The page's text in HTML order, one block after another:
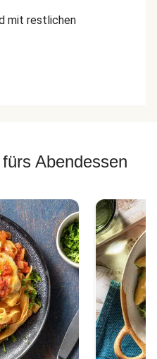
mit restlichen
Abendessen